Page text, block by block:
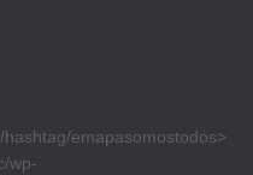
emapasomostodos>
wp-